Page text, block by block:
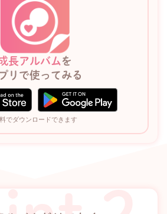
長アルバム を
リで使ってみる
でダウンロードできます